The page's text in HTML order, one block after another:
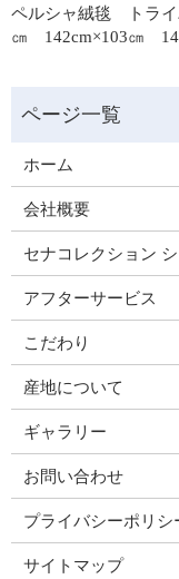
ペルシャ絨毯 ト
㎝ 142cm×103㎝
ホーム
会社概要
セナコレクション
アフターサービス
こだわり
産地について
ギャラリー
お問い合わせ
プライバシーポリシ
サイトマップ